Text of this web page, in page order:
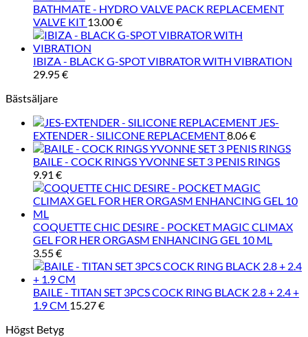
BATHMATE - HYDRO VALVE PACK REPLACEMENT
VALVE KIT 13.00€
IBIZA - BLACK G-SPOT VIBRATOR WITH VIBRATION
29.95€
Bästsäljare
JES-
EXTENDER - SILICONE REPLACEMENT8.06€
BAILE - COCK RINGS YVONNE SET 3 PENIS RINGS
9.91 €
COQUETTE CHIC DESIRE - POCKET MAGIC CLIMAX
GEL FOR HER ORGASM ENHANCING GEL 10 ML
3.55€
BAILE - TITAN SET 3PCS COCK RING BLACK 2.8 + 2.4 +
1.9 CM 15.27€
Högst Betyg